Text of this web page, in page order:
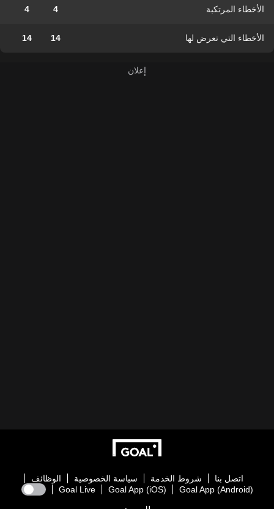
الأخطاء المرتكبة 4
4
الأخطاء التي تعرض لها 14
14
اتصل بنا شروط الخدمة سياسة الخصوصية
الوظائف
Goal App (Android)
Goal App (iOS)
Goal Live